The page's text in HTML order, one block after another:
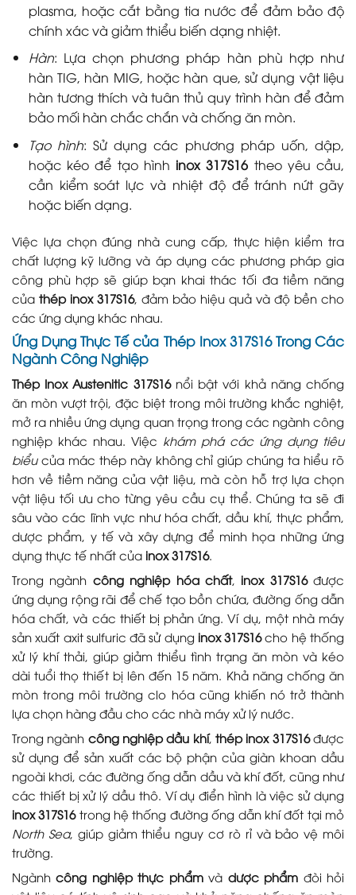
plasma, hoặc cắt bằng tia nước để đảm bảo độ
chính xác và giảm thiểu biến dạng nhiệt.
Hàn: Lựa chọn phương pháp hàn phù hợp như
hàn TIG, hàn MIG, hoặc hàn que, sử dụng vật liệu
hàn tương thích và tuân thủ quy trình hàn để đảm
bảo mối hàn chắc chắn và chống ăn mòn.
Tạo hình: Sử dụng các phương pháp uốn, dập,
hoặc kéo để tạo hình inox 317S16 theo yêu cầu,
cần kiểm soát lực và nhiệt độ để tránh nứt gãy
hoặc biến dạng.
Việc lựa chọn đúng nhà cung cấp, thực hiện kiểm tra
chất lượng kỹ lưỡng và áp dụng các phương pháp gia
công phù hợp sẽ giúp bạn khai thác tối đa tiềm năng
của thép inox 317S16, đảm bảo hiệu quả và độ bền cho
các ứng dụng khác nhau.
Ứng Dụng Thực Tế của Thép Inox 317S16Trong Các
Ngành Công Nghiệp
Thép Inox Austenitic 317S16nổi bật với khả năng chống
ăn mòn vượt trội, đặc biệt trong môi trường khắc nghiệt,
mở ra nhiều ứng dụng quan trọng trong các ngành công
nghiệp khác nhau. Việc khám phá các ứng dụng tiêu
biểucủa mác thép này không chỉ giúp chúng ta hiểu rõ
hơn về tiềm năng của vật liệu, mà còn hỗ trợ lựa chọn
vật liệu tối ưu cho từng yêu cầu cụ thể. Chúng ta sẽ đi
sâu vào các lĩnh vực như hóa chất, dầu khí, thực phẩm,
dược phẩm, y tế và xây dựng để minh họa những ứng
dụng thực tế nhất của inox 317S16.
Trong ngành công nghiệp hóa chất, inox 317S16được
ứng dụng rộng rãi để chế tạo bồn chứa, đường ống dẫn
hóa chất, và các thiết bị phản ứng. Ví dụ, một nhà máy
sản xuất axit sulfuric đã sử dụng inox 317S16cho hệ thống
xử lý khí thải, giúp giảm thiểu tình trạng ăn mòn và kéo
dài tuổi thọ thiết bị lên đến 15 năm. Khả năng chống ăn
mòn trong môi trường clo hóa cũng khiến nó trở thành
lựa chọn hàng đầu cho các nhà máy xử lý nước.
Trong ngành công nghiệp dầu khí,thép inox 317S16được
sử dụng để sản xuất các bộ phận của giàn khoan dầu
ngoài khơi, các đường ống dẫn dầu và khí đốt, cũng như
các thiết bị xử lý dầu thô. Ví dụ điển hình là việc sử dụng
inox 317S16trong hệ thống đường ống dẫn khí đốt tại mỏ
North Sea, giúp giảm thiểu nguy cơ rò rỉ và bảo vệ môi
trường.
Ngànhcông nghiệp thực phẩmvà dược phẩm đòi hỏi